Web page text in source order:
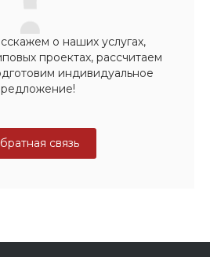
о наших услугах,
проектах, рассчитаем
индивидуальное
связь